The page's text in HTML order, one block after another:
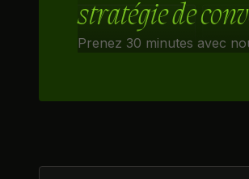
stratégie de
Prenez 30 minutes avec